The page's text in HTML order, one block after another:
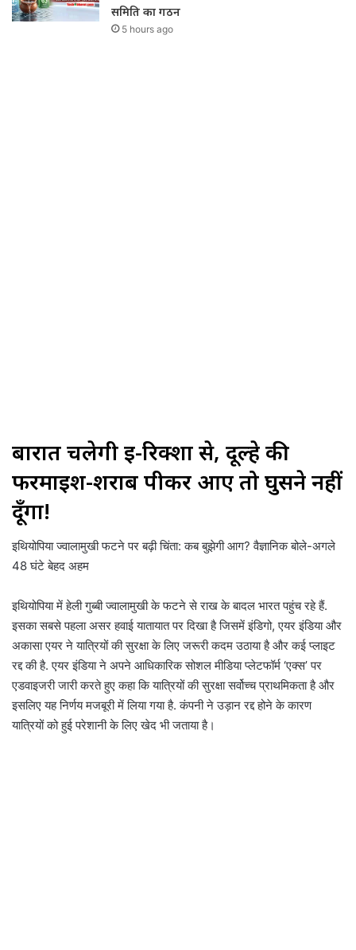
समिति का गठन
5 hours ago
बारात चलेगी ई-रिक्शा से, दूल्हे की
फरमाइश-शराब पीकर आए तो घुसने नहीं
दूँगा!
इथियोपिया ज्वालामुखी फटने पर बढ़ी चिंता: कब बुझेगी आग? वैज्ञानिक बोले-अगले
48 घंटे बेहद अहम
इथियोपिया में हेली गुब्बी ज्वालामुखी के फटने से राख के बादल भारत पहुंच रहे हैं.
इसका सबसे पहला असर हवाई यातायात पर दिखा है जिसमें इंडिगो, एयर इंडिया और
अकासा एयर ने यात्रियों की सुरक्षा के लिए जरूरी कदम उठाया है और कई प्लाइट
रद्द की है. एयर इंडिया ने अपने आधिकारिक सोशल मीडिया प्लेटफॉर्म ‘एक्स’ पर
एडवाइजरी जारी करते हुए कहा कि यात्रियों की सुरक्षा सर्वोच्च प्राथमिकता है और
इसलिए यह निर्णय मजबूरी में लिया गया है. कंपनी ने उड़ान रद्द होने के कारण
यात्रियों को हुई परेशानी के लिए खेद भी जताया है।